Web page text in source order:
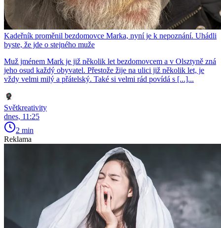
Kadeřník proměnil bezdomovce Marka, nyní je k nepoznání. Uhádli
byste, že jde o stejného muže
Muž jménem Mark je již několik let bezdomovcem a v Olsztyně zná
jeho osud každý obyvatel. Přestože žije na ulici již několik let, je
vždy velmi milý a přátelský. Také si velmi rád povídá s [...]...
Světkreativity
dnes, 11:25
2 min
Reklama